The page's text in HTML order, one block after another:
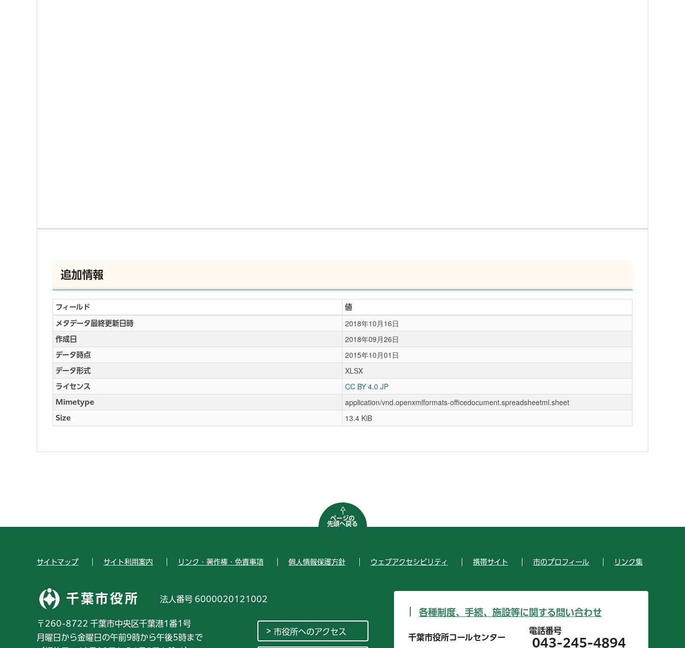
追加情報
フィールド 値
メタデータ最終更新日時 2018年10月16日
作成日 2018年09月26日
データ時点 2015年10月01日
データ形式 XLSX
ライセンス CC BY 4.0 JP
Mimetype application/vnd.openxmlformats-officedocument.spreadsheetml.sheet
Size 13.4 KiB
ページの
先頭へ戻る
サイトマップ サイト利用案内 リンク・著作権・免責事項 個人情報保護方針 ウェブアクセシビリティ 携帯サイト 市のプロフィール リンク集
千葉市役所 法人番号 6000020121002
〒260-8722 千葉市中央区千葉港1番1号
月曜日から金曜日の午前9時から午後5時まで
市役所へのアクセス
各種制度、手続、施設等に関する問い合わせ
千葉市役所コールセンター
電話番号
043-245-4894